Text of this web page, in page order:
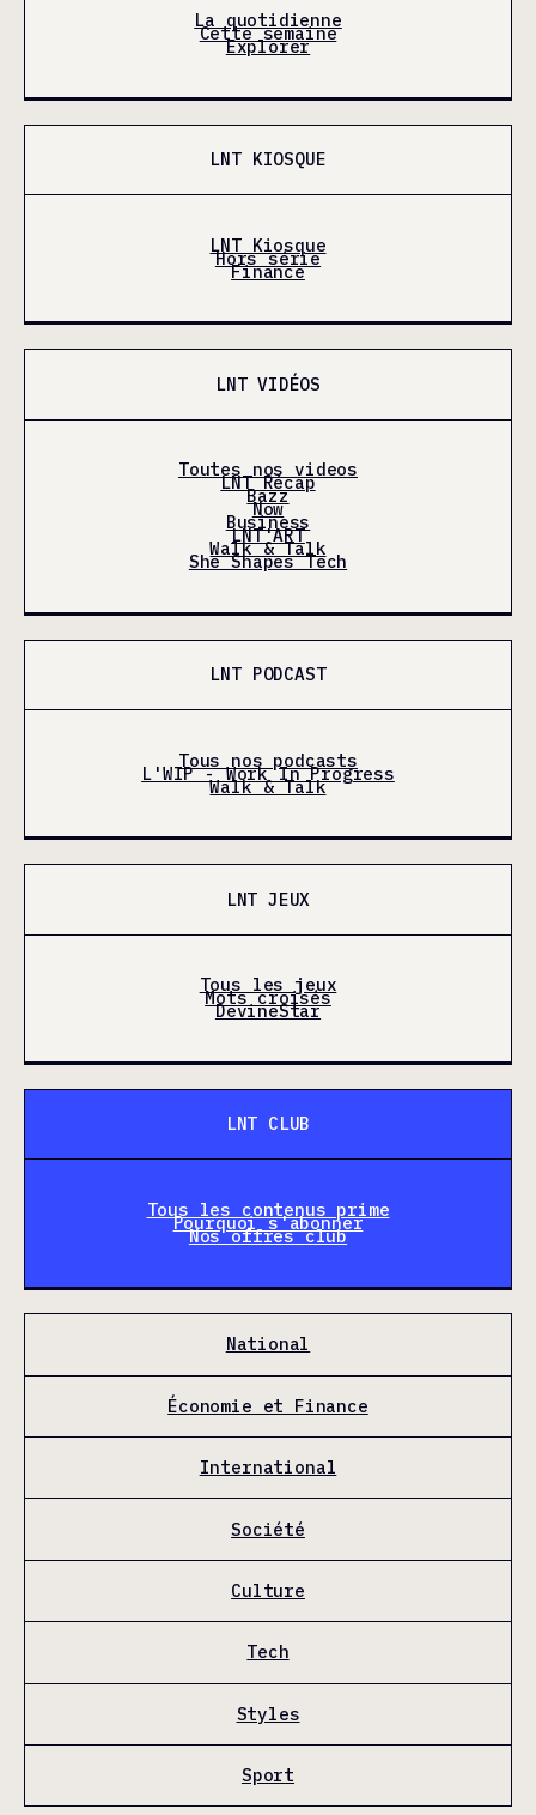
La quotidienne
Cette semaine
Explorer
LNT KIOSQUE
LNT Kiosque
Hors série
Finance
LNT VIDÉOS
Toutes nos videos
LNT Récap
Bazz
Now
Business
LNT'ART
Walk & Talk
She Shapes Tech
LNT PODCAST
Tous nos podcasts
L'WIP - Work In Progress
Walk & Talk
LNT JEUX
Tous les jeux
Mots croisés
DevineStar
LNT CLUB
Tous les contenus prime
Pourquoi s'abonner
Nos offres club
National
Économie et Finance
International
Société
Culture
Tech
Styles
Sport